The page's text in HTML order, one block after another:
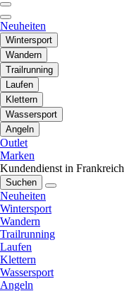
Neuheiten
Wintersport
Wandern
Trailrunning
Laufen
Klettern
Wassersport
Angeln
Outlet
Marken
Kundendienst in Frankreich
Suchen
Neuheiten
Wintersport
Wandern
Trailrunning
Laufen
Klettern
Wassersport
Angeln